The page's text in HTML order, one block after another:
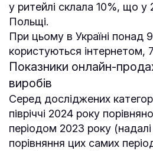
у ритейлі склала 10%, що у
Польщі.
При цьому в Україні понад
користуються інтернетом,
Показники онлайн-
виробів
Серед досліджених
півріччі 2024 року
періодом 2023 року
порівняння цих самих